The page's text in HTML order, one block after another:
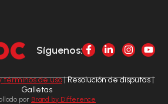
Síguenos:
términos de uso| Resolución de disputas |
Galletas
por Brand by Difference